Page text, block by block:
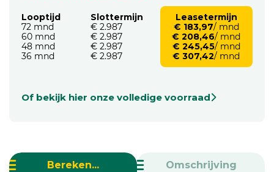
Looptijd
72 mnd
60 mnd
48 mnd
36 mnd
Slottermijn
€ 2.987
€ 2.987
€ 2.987
€ 2.987
Leasetermijn
€ 183,97/ mnd
€ 208,46/ mnd
€ 245,45/ mnd
€ 307,42/ mnd
Of bekijk hier onze volledige voorraad
Bereken... Omschrijving